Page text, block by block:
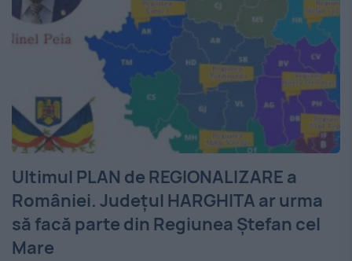
Ultimul PLAN de REGIONALIZARE a
României. Județul HARGHITA ar urma
să facă parte din Regiunea Ștefan cel
Mare